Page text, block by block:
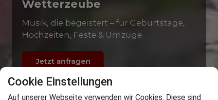
Cookie Einstellungen
Auf unserer Webseite verwenden wir Cookies. Diese sind
Wetterzeube
Musik, die begeistert – für Geburtstage,
Hochzeiten, Feste & Umzüge.
Jetzt anfragen
Unsere Geschichte